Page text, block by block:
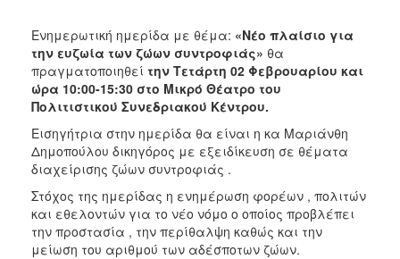
2012
2011
2010
2006
ΤΟΠΟΣ
Ενημερωτική ημερίδα με θέμα: «Νέο πλαίσιο για
την ευζωία των ζώων συντροφιάς» θα
πραγματοποιηθεί την Τετάρτη 02 Φεβρουαρίου και
ώρα 10:00-15:30 στο Μικρό Θέατρο του
Πολιτιστικού Συνεδριακού Κέντρου.
Εισηγήτρια στην ημερίδα θα είναι η κα Μαριάνθη
Δημοπούλου δικηγόρος με εξειδίκευση σε θέματα
διαχείρισης ζώων συντροφιάς .
Στόχος της ημερίδας η ενημέρωση φορέων , πολιτών
και εθελοντών για το νέο νόμο ο οποίος προβλέπει
την προστασία , την περίθαλψη καθώς και την
μείωση του αριθμού των αδέσποτων ζώων.